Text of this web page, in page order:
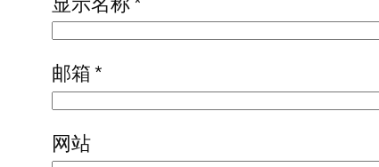
邮箱*
网站